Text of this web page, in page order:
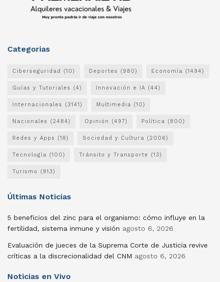
Categorias
Ciberseguridad (10) Deportes (980) Economía (1494)
Guías y Tutoriales (4) Innovación e IA (44)
Internacionales (3141) Multimedia (10)
Nacionales (2484) Opinión (497) Política (800)
Redes y Apps (18) Sociedad y Cultura (2006)
Tecnología (100) Tránsito y Transporte (13)
Turismo (913)
Últimas Noticias
5 beneficios del zinc para el organismo: cómo influye en la
fertilidad, sistema inmune y visión agosto 6, 2026
Evaluación de jueces de la Suprema Corte de Justicia revive
críticas a la discrecionalidad del CNM agosto 6, 2026
Noticias en Vivo